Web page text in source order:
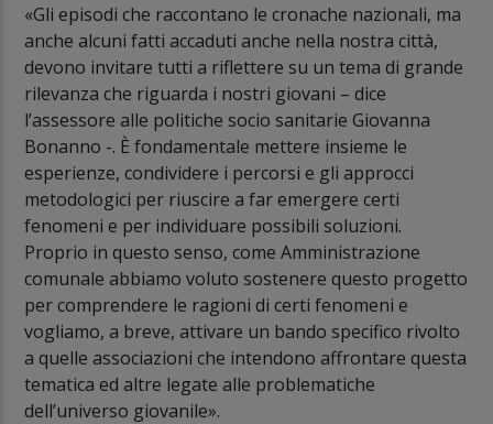
«Gli episodi che raccontano le cronache nazionali, ma
anche alcuni fatti accaduti anche nella nostra città,
devono invitare tutti a riflettere su un tema di grande
rilevanza che riguarda i nostri giovani – dice
l’assessore alle politiche socio sanitarie Giovanna
Bonanno -. È fondamentale mettere insieme le
esperienze, condividere i percorsi e gli approcci
metodologici per riuscire a far emergere certi
fenomeni e per individuare possibili soluzioni.
Proprio in questo senso, come Amministrazione
comunale abbiamo voluto sostenere questo progetto
per comprendere le ragioni di certi fenomeni e
vogliamo, a breve, attivare un bando specifico rivolto
a quelle associazioni che intendono affrontare questa
tematica ed altre legate alle problematiche
dell’universo giovanile».